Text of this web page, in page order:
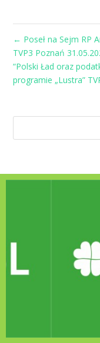
← Poseł na Sejm RP
TVP3 Poznań
“Polski Ład oraz
programie „Lustra”